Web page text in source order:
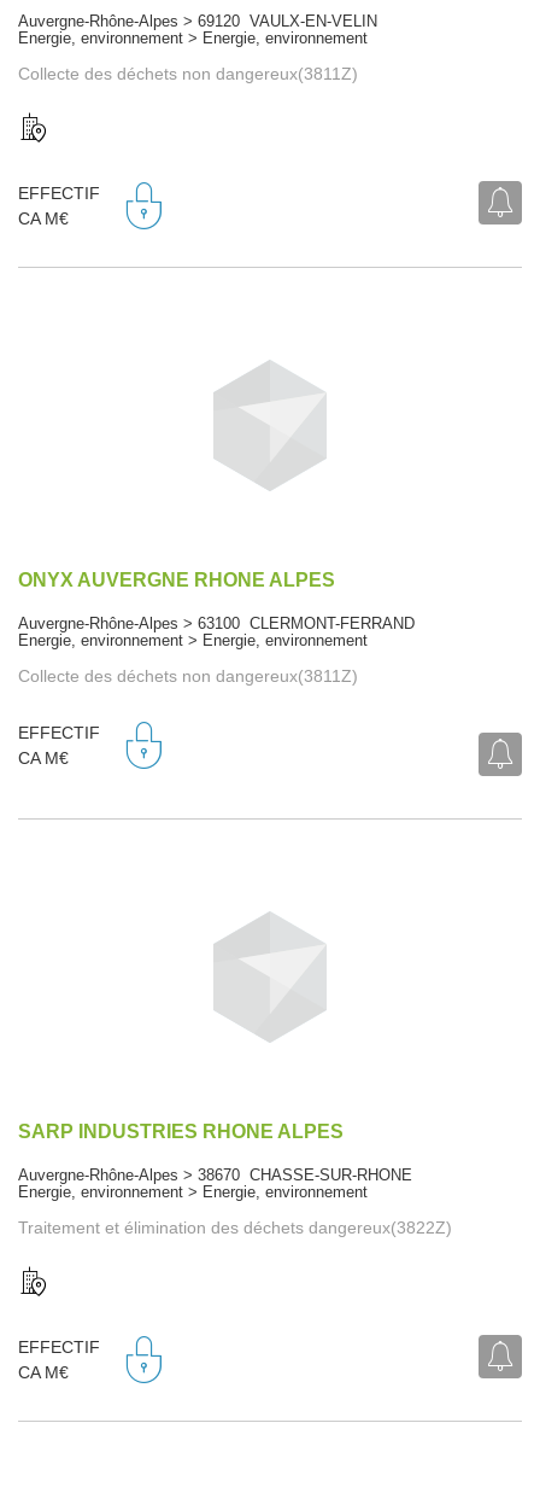
Auvergne-Rhône-Alpes > 69120 VAULX-EN-VELIN
Energie, environnement > Energie, environnement
Collecte des déchets non dangereux(3811Z)
EFFECTIF
CA M€
ONYX AUVERGNE RHONE ALPES
Auvergne-Rhône-Alpes > 63100 CLERMONT-FERRAND
Energie, environnement > Energie, environnement
Collecte des déchets non dangereux(3811Z)
EFFECTIF
CA M€
SARP INDUSTRIES RHONE ALPES
Auvergne-Rhône-Alpes > 38670 CHASSE-SUR-RHONE
Energie, environnement > Energie, environnement
Traitement et élimination des déchets dangereux(3822Z)
EFFECTIF
CA M€